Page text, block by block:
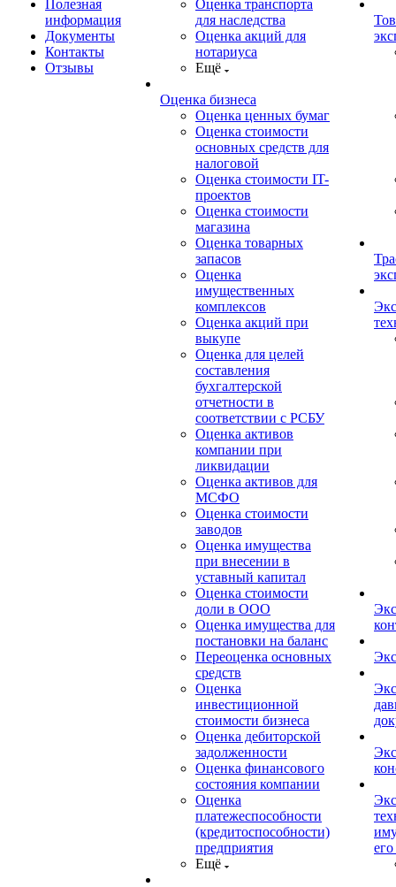
Полезная
информация
Документы
Контакты
Отзывы
Оценка транспорта
для наследства
Оценка акций для
нотариуса
Ещё
Оценка бизнеса
Оценка ценных бумаг
Оценка стоимости
основных средств для
налоговой
Оценка стоимости IT-
проектов
Оценка стоимости
магазина
Оценка товарных
запасов
Оценка
имущественных
комплексов
Оценка акций при
выкупе
Оценка для целей
составления
бухгалтерской
отчетности в
соответствии с РСБУ
Оценка активов
компании при
ликвидации
Оценка активов для
МСФО
Оценка стоимости
заводов
Оценка имущества
при внесении в
уставный капитал
Оценка стоимости
доли в ООО
Оценка имущества для
постановки на баланс
Переоценка основных
средств
Оценка
инвестиционной
стоимости бизнеса
Оценка дебиторской
задолженности
Оценка финансового
состояния компании
Оценка
платежеспособности
(кредитоспособности)
предприятия
Ещё